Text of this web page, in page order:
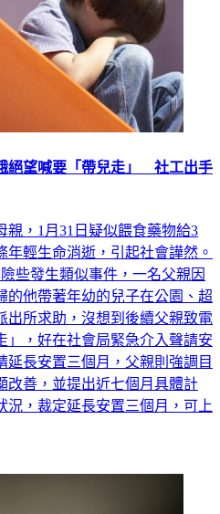
絕望喊要「帶兒走」 社工出手
親，1月31日疑似餵食藥物給3
年輕生命消逝，引起社會譁然。
些發生類似事件，一名父親因
的他帶著年幼的兒子在公園、超
出所求助，沒想到後續父親致電
」，好在社會局緊急介入聲請安
延長安置三個月，父親則強調目
改善，並提出近七個月具體計
況，裁定延長安置三個月，可上